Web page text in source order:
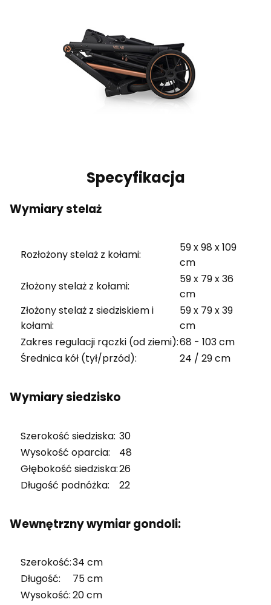
Specyfikacja
Wymiary stelaż
Rozłożony stelaż z kołami:
59 x 98 x 109
cm
Złożony stelaż z kołami:
59 x 79 x 36
cm
Złożony stelaż z siedziskiem i
kołami:
59 x 79 x 39
cm
Zakres regulacji rączki (od ziemi):68 - 103 cm
Średnica kół (tył/przód):
24 / 29 cm
Wymiary siedzisko
Szerokość siedziska: 30
Wysokość oparcia:
48
Głębokość siedziska:26
Długość podnóżka:
22
Wewnętrzny wymiar gondoli:
Szerokość:34 cm
Długość:
75 cm
Wysokość:20 cm